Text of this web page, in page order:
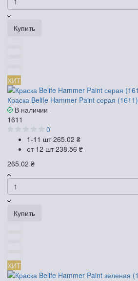
Купить
ХИТ
Краска Belife Hammer Paint серая (1611)
В наличии
1611
0
1-11 шт265.02 ₴
от 12 шт238.56 ₴
265.02 ₴
Купить
ХИТ